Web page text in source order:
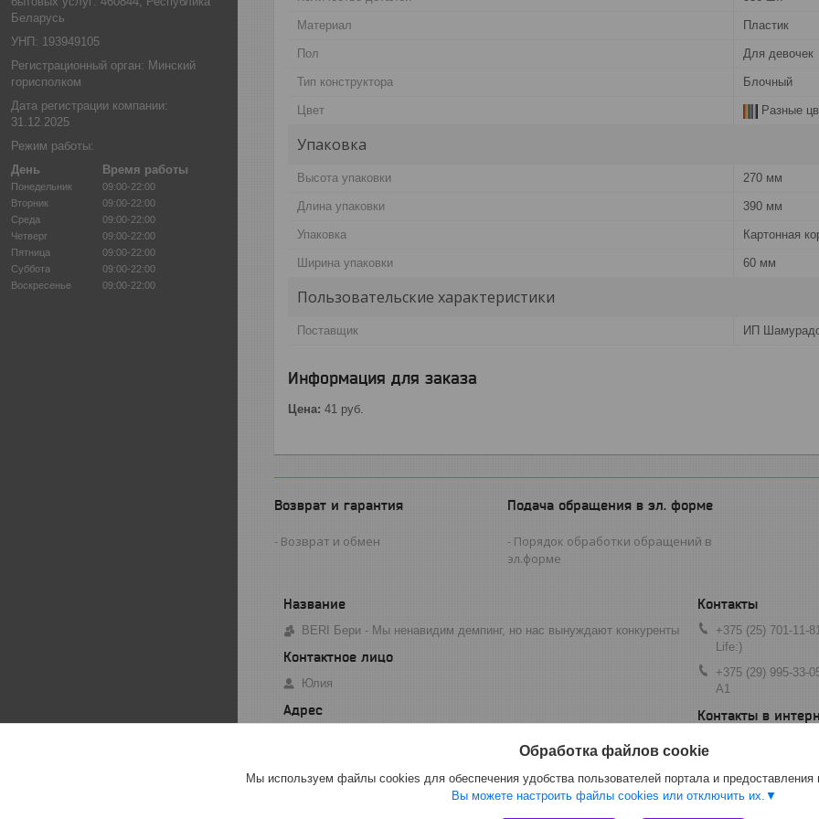
Беларусь
УНП: 193949105
Регистрационный орган: Минский
горисполком
Дата регистрации компании:
31.12.2025
Режим работы:
День
Время работы
Понедельник
09:00-22:00
Вторник
09:00-22:00
Среда
09:00-22:00
Четверг
09:00-22:00
Пятница
09:00-22:00
Суббота
09:00-22:00
Воскресенье
09:00-22:00
Материал Пластик
Пол Для девочек
Тип конструктора Блочный
Цвет Разные
Упаковка
Высота упаковки 270 мм
Длина упаковки 390 мм
Упаковка Картонная
Ширина упаковки 60 мм
Пользовательские характеристики
Поставщик ИП
Информация для заказа
Цена: 41 руб.
Возврат и гарантия
Возврат и обмен
Подача обращения в эл. форме
Порядок обработки обращений в
эл.форме
BERI Бери - Мы ненавидим демпинг, но нас вынуждают конкуренты
Юлия
+375 (25) 701-11-81
Life:)
+375 (29) 995-33-
A1
Обработка файлов cookie
Мы используем файлы cookies для обеспечения удобства пользователей портала и предоставления
Вы можете настроить файлы cookies или отключить их.